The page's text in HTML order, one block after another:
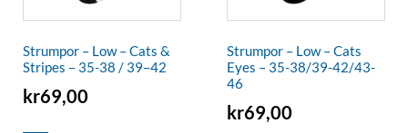
Strumpor – Low – Cats &
Stripes – 35-38 / 39–42
kr69,00
Strumpor – Low – Cats
Eyes – 35-38/39-42/43-
46
kr69,00